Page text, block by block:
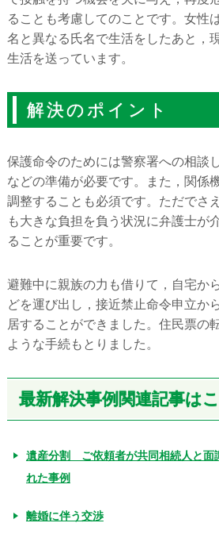
ることも考慮してのことです。女性
名と異なる氏名で生活をしたあと，
生活を送っています。
解決のポイント
保護命令のためには警察署への相談
などの準備が必要です。また，関係
調整することも必須です。ただでさ
も大きな負担を負う状況に弁護士が
ることが重要です。
避難中に親族の力も借りて，自宅か
どを運び出し，接近禁止命令申立か
居することができました。住民票の
ような手続もとりました。
最新解決事例関連記事は
遺産分割 ご依頼者が共同相続人と面
れた事例
離婚に伴う交渉